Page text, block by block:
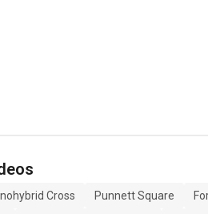
Cross Punnett Square